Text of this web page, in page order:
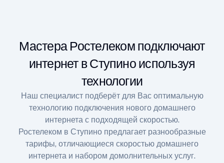
Мастера Ростелеком подключают
интернет в Ступино используя
технологии
Наш специалист подберёт для Вас оптимальную
технологию подключения нового домашнего
интернета с подходящей скоростью.
Ростелеком в Ступино предлагает разнообразные
тарифы, отличающиеся скоростью домашнего
интернета и набором домолнительных услуг.